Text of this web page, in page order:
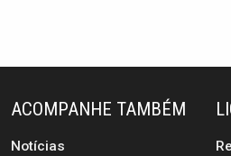
ACOMPANHE TAMBÉM
Notícias